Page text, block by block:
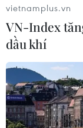
CƠ QUAN CHỦ QUẢN:
Tổng Biên tập:
vietnamplus.vn
VN-Index
dầu khí